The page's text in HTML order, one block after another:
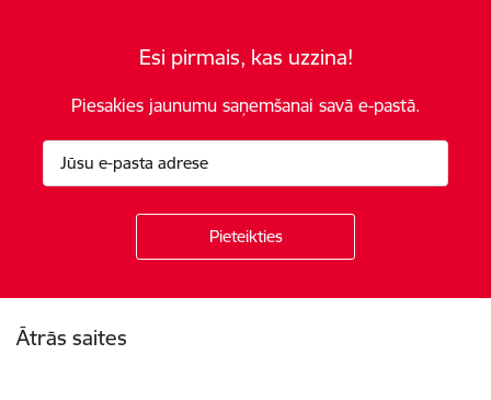
Esi pirmais, kas uzzina!
Piesakies jaunumu saņemšanai savā e-pastā.
Ātrās saites